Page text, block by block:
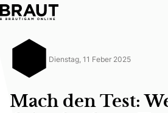
Mach den Test: Welches ist dein
Dienstag, 11 Feber 2025
Mach den Test: